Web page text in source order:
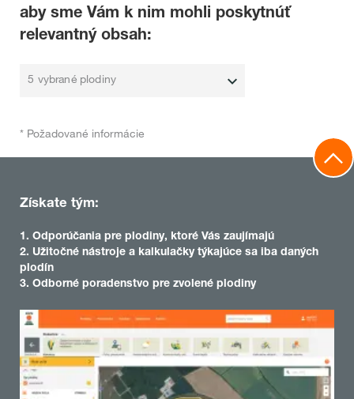
aby sme Vám k nim mohli poskytnúť
relevantný obsah:
5 vybrané plodiny
* Požadované informácie
Získate tým:
1. Odporúčania pre plodiny, ktoré Vás zaujímajú
2. Užitočné nástroje a kalkulačky týkajúce sa iba daných
plodín
3. Odborné poradenstvo pre zvolené plodiny